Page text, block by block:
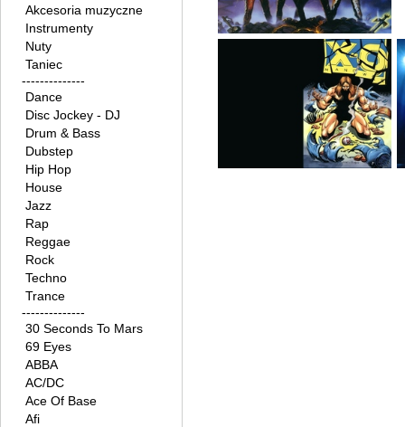
Akcesoria muzyczne
Instrumenty
Nuty
Taniec
--------------
Dance
Disc Jockey - DJ
Drum & Bass
Dubstep
Hip Hop
House
Jazz
Rap
Reggae
Rock
Techno
Trance
--------------
30 Seconds To Mars
69 Eyes
ABBA
AC/DC
Ace Of Base
Afi